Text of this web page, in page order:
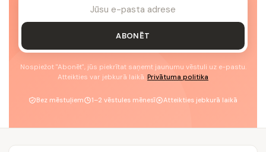
ABONĒT
Nospiežot "Abonēt", jūs piekrītat saņemt jaunumu vēstuli uz e-pastu.
Atteikties var jebkurā laikā. Privātuma politika
Bez mēstuļiem 1–2 vēstules mēnesī Atteikties jebkurā laikā